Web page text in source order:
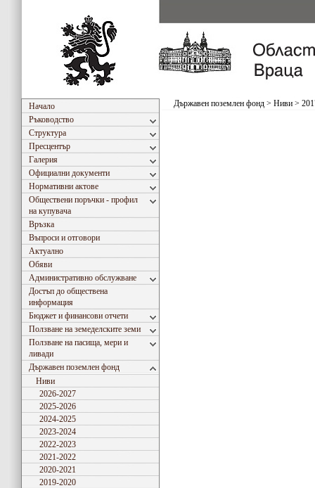
Начало
Ръководство
Структура
Пресцентър
Галерия
Официални документи
Нормативни актове
Обществени поръчки - профил
на купувача
Връзка
Въпроси и отговори
Актуално
Обяви
Административно обслужване
Достъп до обществена
информация
Бюджет и финансови отчети
Ползване на земеделските земи
Ползване на пасища, мери и
ливади
Държавен поземлен фонд
Ниви
2026-2027
2025-2026
2024-2025
2023-2024
2022-2023
2021-2022
2020-2021
2019-2020
Държавен поземлен фонд > Ниви >